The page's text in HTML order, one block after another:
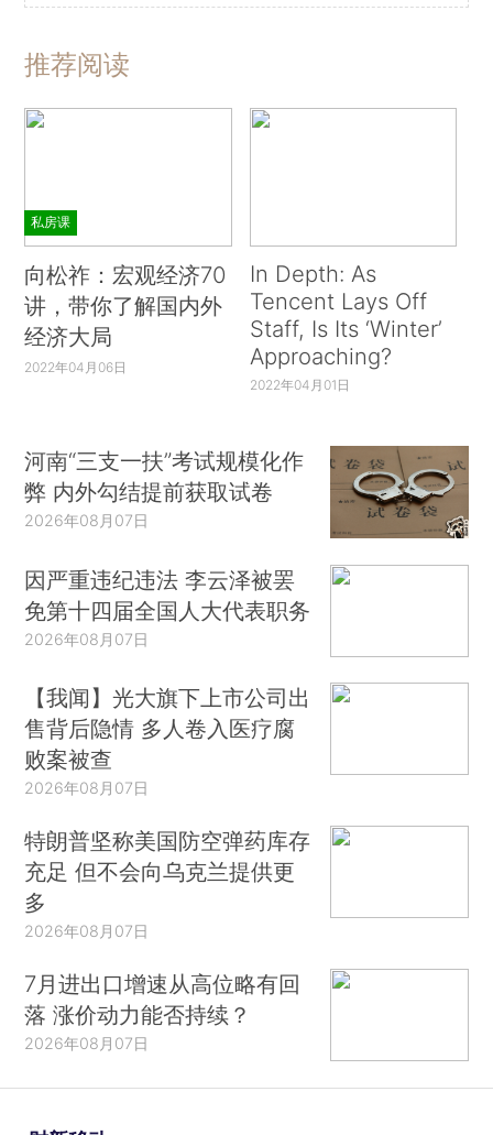
推荐阅读
私房课
向松祚：宏观经济70
讲，带你了解国内外
经济大局
2022年04月06日
In Depth: As
Tencent Lays Off
Staff, Is Its ‘Winter’
Approaching?
2022年04月01日
河南“三支一扶”考试规模化作
弊 内外勾结提前获取试卷
2026年08月07日
因严重违纪违法 李云泽被罢
免第十四届全国人大代表职务
2026年08月07日
【我闻】光大旗下上市公司出
售背后隐情 多人卷入医疗腐
败案被查
2026年08月07日
特朗普坚称美国防空弹药库存
充足 但不会向乌克兰提供更
多
2026年08月07日
7月进出口增速从高位略有回
落 涨价动力能否持续？
2026年08月07日